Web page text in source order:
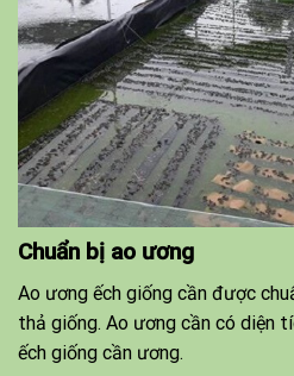
Chuẩn bị ao ương
Ao ương ếch giống cần được
thả giống. Ao ương cần có diện
ếch giống cần ương.